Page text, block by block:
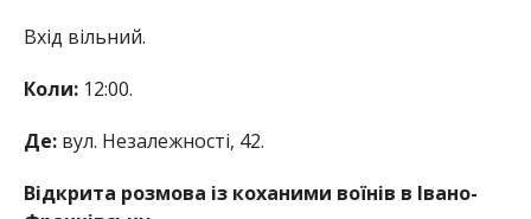
Вхід вільний.
Коли:12:00.
Де:вул. Незалежності, 42.
Відкрита розмова із коханими воїнів в Івано-